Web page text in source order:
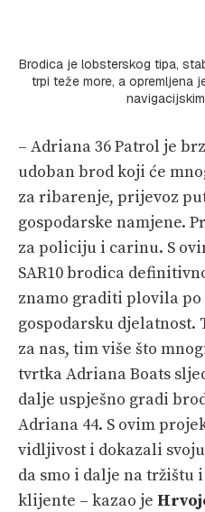
Brodica je lobsterskog tipa,
trpi teže more, a opremljena
– Adriana 36 Patrol je
udoban brod koji će
za ribarenje, prijevoz
gospodarske namjene.
za policiju i carinu. S
SAR10 brodica
znamo graditi plovila
gospodarsku djelatnost.
za nas, tim više što
tvrtka Adriana Boats
dalje uspješno gradi
Adriana 44. S ovim
vidljivost i dokazali
da smo i dalje na tržištu
klijente – kazao je